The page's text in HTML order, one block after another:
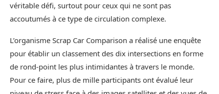
véritable défi, surtout pour ceux qui ne sont pas
accoutumés à ce type de circulation complexe.
L’organisme Scrap Car Comparison a réalisé une enquête
pour établir un classement des dix intersections en forme
de rond-point les plus intimidantes à travers le monde.
Pour ce faire, plus de mille participants ont évalué leur